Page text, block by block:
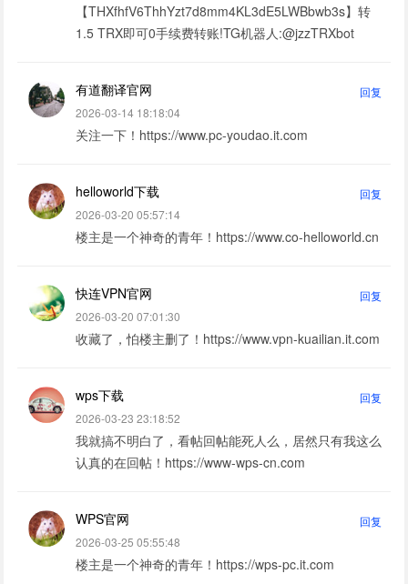
【THXfhfV6ThhYzt7d8mm4KL3dE5LWBbwb3s】转
1.5 TRX即可0手续费转账!TG机器人:@jzzTRXbot
有道翻译官网
回复
2026-03-14 18:18:04
关注一下！https://www.pc-youdao.it.com
helloworld下载
回复
2026-03-20 05:57:14
楼主是一个神奇的青年！https://www.co-helloworld.cn
快连VPN官网
回复
2026-03-20 07:01:30
收藏了，怕楼主删了！https://www.vpn-kuailian.it.com
wps下载
回复
2026-03-23 23:18:52
我就搞不明白了，看帖回帖能死人么，居然只有我这么
认真的在回帖！https://www-wps-cn.com
WPS官网
回复
2026-03-25 05:55:48
楼主是一个神奇的青年！https://wps-pc.it.com